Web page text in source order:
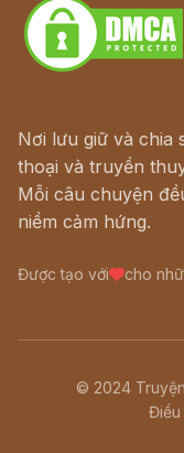
Nơi lưu giữ và chia
thoại và truyền
Mỗi câu chuyện
niềm cảm hứng.
Được tạo với cho
© 2024
Điều